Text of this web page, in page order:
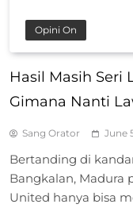
Opini On
Hasil Masih Seri
Gimana Nanti
Sang Orator June
Bertanding di
Bangkalan, Madura
United hanya bisa